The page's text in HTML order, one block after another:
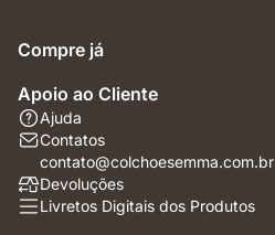
Compre já
Apoio ao Cliente
Ajuda
Contatos
contato@colchoesemma.com.br
Devoluções
Livretos Digitais dos Produtos